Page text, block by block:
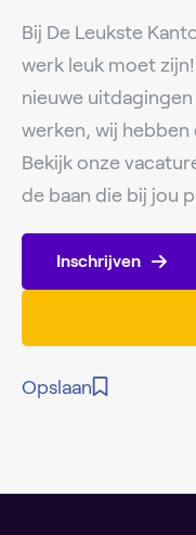
Bij De Leukste
werk leuk moet
nieuwe
werken, wij
Bekijk onze
de baan die bij jou
Inschrijven
Opslaan